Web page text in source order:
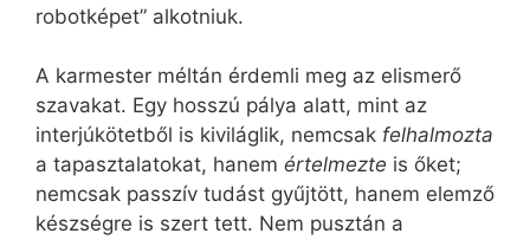
robotképet” alkotniuk.
A karmester méltán érdemli meg az elismerő
szavakat. Egy hosszú pálya alatt, mint az
interjúkötetből is kiviláglik, nemcsak felhalmozta
a tapasztalatokat, hanem értelmezte is őket;
nemcsak passzív tudást gyűjtött, hanem elemző
készségre is szert tett. Nem pusztán a